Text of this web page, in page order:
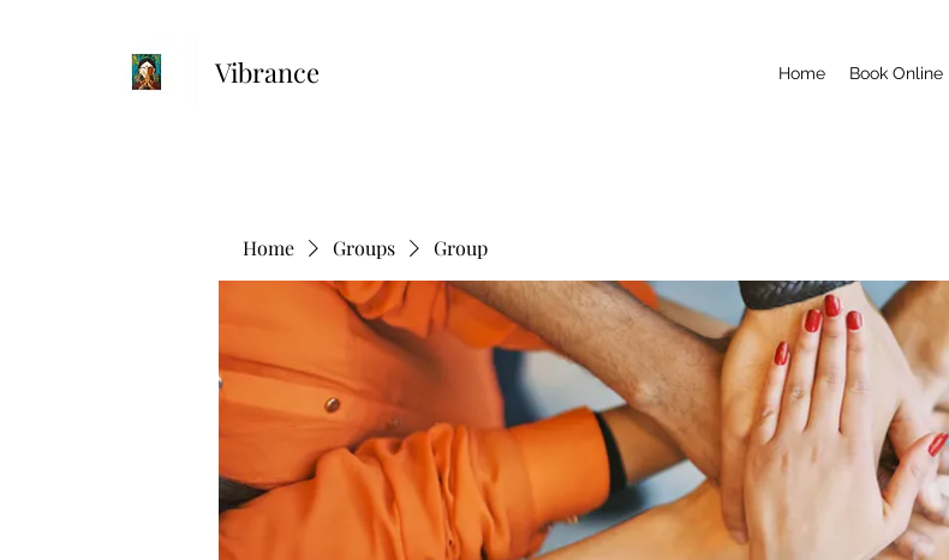
Vibrance Home Book Online
Home Groups Group